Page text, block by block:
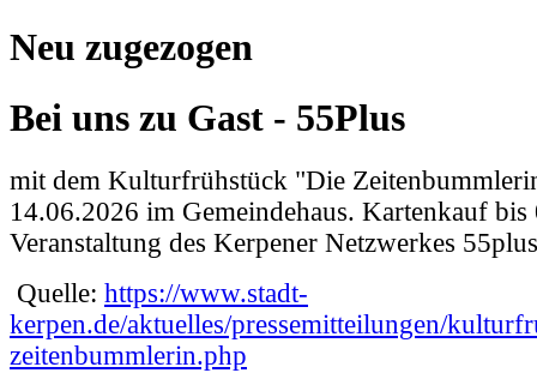
Neu zugezogen
Bei uns zu Gast - 55Plus
mit dem Kulturfrühstück "Die
14.06.2026 im Gemeindehaus. Kartenkauf
Veranstaltung des Kerpener Netzwerkes 55plus
Quelle: https://www.stadt-
kerpen.de/aktuelles/pressemitteilungen/
zeitenbummlerin.php